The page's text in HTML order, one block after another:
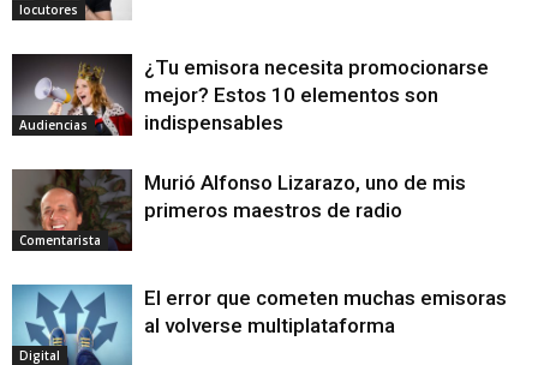
locutores
Audiencias
¿Tu emisora necesita promocionarse
mejor? Estos 10 elementos son
indispensables
Comentarista
Murió Alfonso Lizarazo, uno de mis
primeros maestros de radio
Digital
El error que cometen muchas emisoras
al volverse multiplataforma